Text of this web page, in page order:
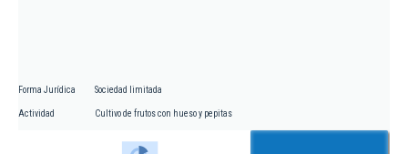
Forma Jurídica Sociedad limitada
Actividad Cultivo de frutos con hueso y pepitas